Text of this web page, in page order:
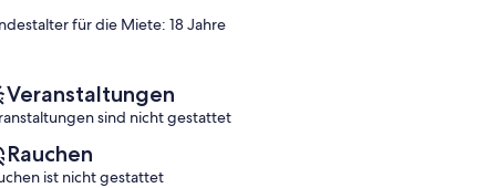
für die Miete: 18 Jahre
Veranstaltungen
sind nicht gestattet
Rauchen
ist nicht gestattet